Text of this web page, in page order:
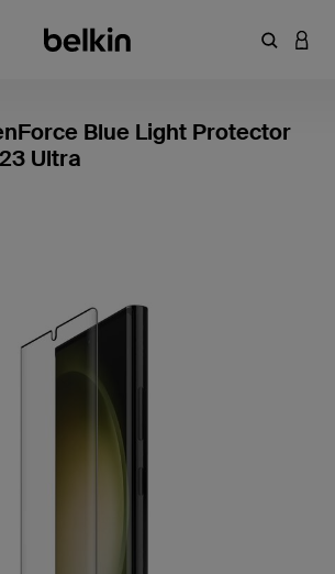
키워드
Blue Light Protector
Ultra